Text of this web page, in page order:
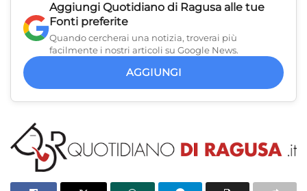
Aggiungi Quotidiano di Ragusa alle tue
Fonti preferite
Quando cercherai una notizia, troverai più
facilmente i nostri articoli su Google News.
AGGIUNGI